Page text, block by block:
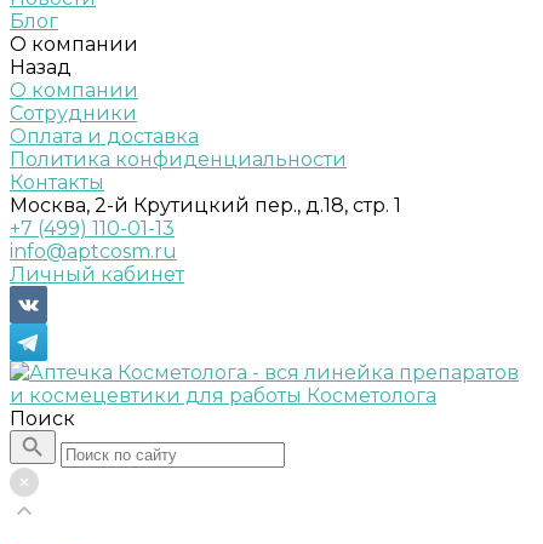
Блог
О компании
Назад
О компании
Сотрудники
Оплата и доставка
Политика конфиденциальности
Контакты
Москва, 2-й Крутицкий пер., д.18, стр. 1
+7 (499) 110-01-13
info@aptcosm.ru
Личный кабинет
Поиск